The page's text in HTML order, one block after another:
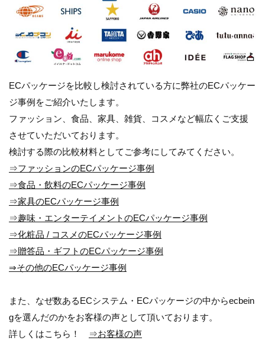
ECパッケージを比較し検討されている方に弊社のECパッケー
ジ事例をご紹介いたします。
ファッション、食品、家具、雑貨、コスメなど幅広くご支援
させていただいております。
検討する際の比較材料としてご参考にしてみてください。
⇒ファッションのECパッケージ事例
⇒食品・飲料のECパッケージ事例
⇒家具のECパッケージ事例
⇒趣味・エンターテイメントのECパッケージ事例
⇒化粧品 / コスメのECパッケージ事例
⇒贈答品・ギフトのECパッケージ事例
⇒その他のECパッケージ事例
また、なぜ数あるECシステム・ECパッケージの中からecbein
gを選んだのかをお客様の声として頂いております。
詳しくはこちら！
⇒お客様の声